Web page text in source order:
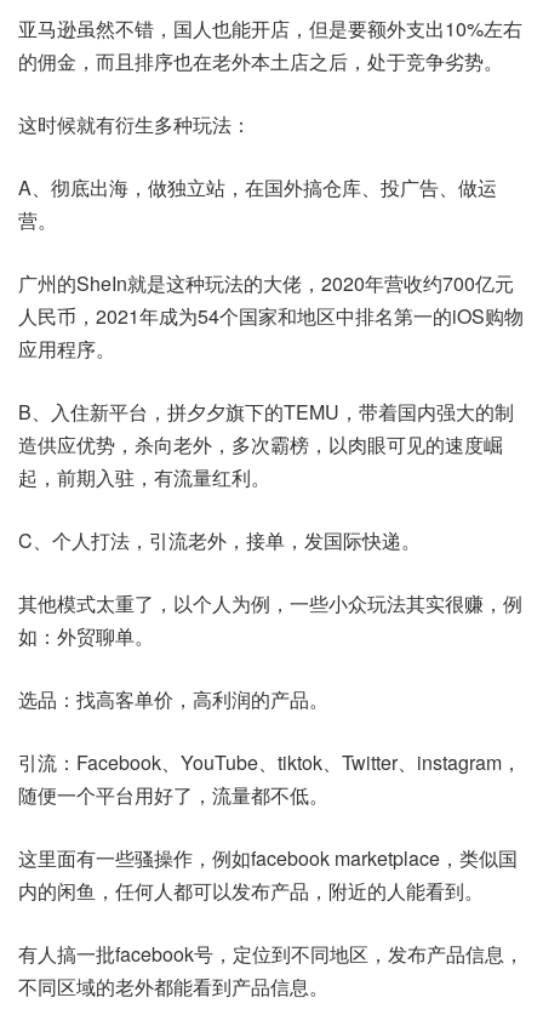
亚马逊虽然不错，国人也能开店，但是要额外支出10%左右
的佣金，而且排序也在老外本土店之后，处于竞争劣势。
这时候就有衍生多种玩法：
A、彻底出海，做独立站，在国外搞仓库、投广告、做运
营。
广州的SheIn就是这种玩法的大佬，2020年营收约700亿元
人民币，2021年成为54个国家和地区中排名第一的iOS购物
应用程序。
B、入住新平台，拼夕夕旗下的TEMU，带着国内强大的制
造供应优势，杀向老外，多次霸榜，以肉眼可见的速度崛
起，前期入驻，有流量红利。
C、个人打法，引流老外，接单，发国际快递。
其他模式太重了，以个人为例，一些小众玩法其实很赚，例
如：外贸聊单。
选品：找高客单价，高利润的产品。
引流：Facebook、YouTube、tiktok、Twitter、instagram，
随便一个平台用好了，流量都不低。
这里面有一些骚操作，例如facebook marketplace，类似国
内的闲鱼，任何人都可以发布产品，附近的人能看到。
有人搞一批facebook号，定位到不同地区，发布产品信息，
不同区域的老外都能看到产品信息。